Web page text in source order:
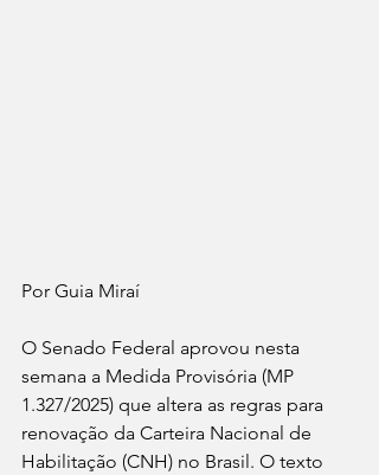
Por Guia Miraí
O Senado Federal aprovou nesta
semana a Medida Provisória (MP
1.327/2025) que altera as regras para
renovação da Carteira Nacional de
Habilitação (CNH) no Brasil. O texto